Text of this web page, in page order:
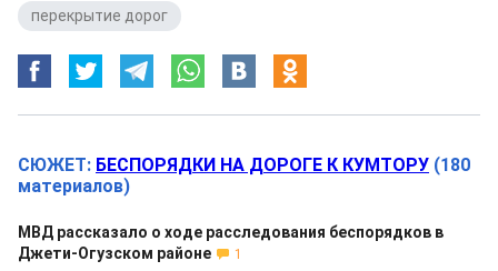
перекрытие дорог
СЮЖЕТ: БЕСПОРЯДКИ НА ДОРОГЕ К КУМТОРУ (180
материалов)
МВД рассказало о ходе расследования беспорядков в
Джети-Огузском районе
1